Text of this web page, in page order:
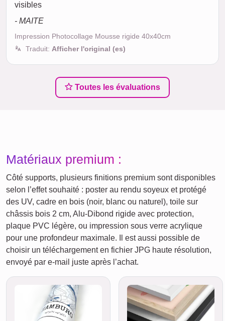
visibles
- MAITE
Impression Photocollage Mousse rigide 40x40cm
Traduit: Afficher l'original (es)
Toutes les évaluations
Matériaux premium :
Côté supports, plusieurs finitions premium sont disponibles
selon l’effet souhaité : poster au rendu soyeux et protégé
des UV, cadre en bois (noir, blanc ou naturel), toile sur
châssis bois 2 cm, Alu-Dibond rigide avec protection,
plaque PVC légère, ou impression sous verre acrylique
pour une profondeur maximale. Il est aussi possible de
choisir un téléchargement en fichier JPG haute résolution,
envoyé par e-mail juste après l’achat.